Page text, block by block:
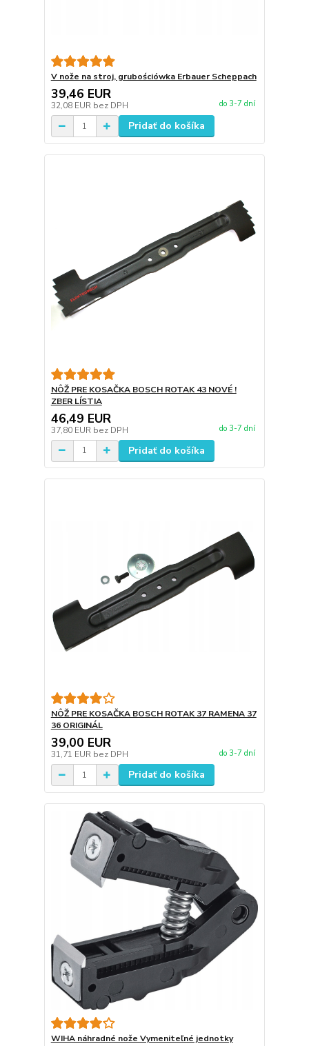
V nože na stroj, grubościówka Erbauer Scheppach
39,46 EUR
32,08 EUR bez DPH do 3-7 dní
Pridať do košíka
NÔŽ PRE KOSAČKA BOSCH ROTAK 43 NOVÉ !
ZBER LÍSTIA
46,49 EUR
37,80 EUR bez DPH do 3-7 dní
Pridať do košíka
NÔŽ PRE KOSAČKA BOSCH ROTAK 37 RAMENA 37
36 ORIGINÁL
39,00 EUR
31,71 EUR bez DPH do 3-7 dní
Pridať do košíka
WIHA náhradné nože Vymeniteľné jednotky